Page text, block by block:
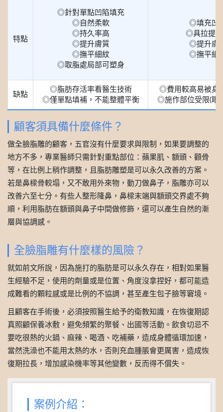
特點
◎針對單點凹陷填充
◎自然柔軟
◎持久率高
◎提升膚質
◎撫平細紋
◎取脂處局部可塑身
◎填充凹
◎具拉提
◎提升膚
◎撫平細
缺點
◎脂肪存活率看醫生技術
◎僅單點填補，不能整體平衡
◎費用較高易被身
◎施作部位受限(眼
顧客須具備什麼條件？
做全臉脂雕的顧客，五官沒有什麼要求與限制，如果要調整的
地方不多，專業醫師只需針對重點部位：蘋果肌、額頭、顴骨
等，在比例上稍作調整，且脂肪雕塑是可以永久改善的方案。
若是鼻樑骨較塌，又不敢用外來物，動刀做鼻子，脂雕亦可以
改善六至七分。有些人整形隆鼻，鼻樑末端與額頭交界處不夠
順，利用脂肪在額頭與鼻子中間做修飾，還可以產生自然的漸
層與協調感。
全臉脂雕有什麼樣的風險？
就如前文所說，因為施打的脂肪是可以永久存在，相對如果醫
生經驗不足，使用的劑量或是位置、角度沒拿捏好，都可能造
成難看的顆粒感或是比例的不協調，甚至產生包子臉等窘境。
且顧客在手術後，必須按照醫生給予的衛教知識，在恢復期認
真照顧保養冰敷，避免頻繁的聚餐、出國等活動。飲食切忌不
要吃很熱的火鍋、麻辣、喝酒、吃補藥，造成身體循環加速，
當然洗澡也不能用太熱的水，否則充血腫脹會更厲害，造成恢
復期拉長，增加感染機率等其他變數，反而得不償失。
案例介紹：